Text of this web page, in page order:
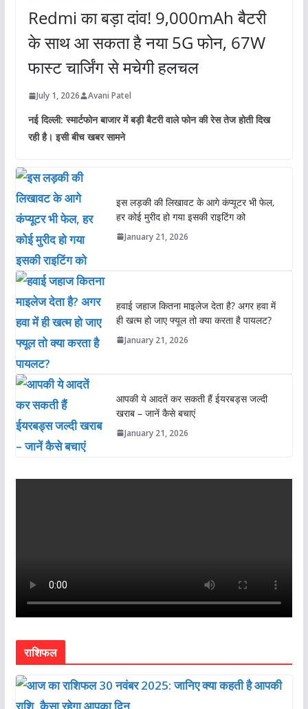
Redmi का बड़ा दांव! 9,000mAh बैटरी
के साथ आ सकता है नया 5G फोन, 67W
फास्ट चार्जिंग से मचेगी हलचल
July 1, 2026 Avani Patel
नई दिल्ली: स्मार्टफोन बाजार में बड़ी बैटरी वाले फोन की रेस तेज होती दिख
रही है। इसी बीच खबर सामने
इस लड़की की लिखावट के आगे कंप्यूटर भी फेल,
हर कोई मुरीद हो गया इसकी राइटिंग को
January 21, 2026
हवाई जहाज कितना माइलेज देता है? अगर हवा में
ही खत्म हो जाए फ्यूल तो क्या करता है पायलट?
January 21, 2026
आपकी ये आदतें कर सकती हैं ईयरबड्स जल्दी
खराब – जानें कैसे बचाएं
January 21, 2026
राशिफल